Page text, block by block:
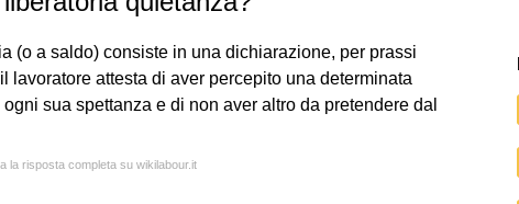
(o a saldo) consiste in una dichiarazione, per prassi
lavoratore attesta di aver percepito una determinata
sua spettanza e di non aver altro da pretendere dal
la risposta completa su wikilabour.it